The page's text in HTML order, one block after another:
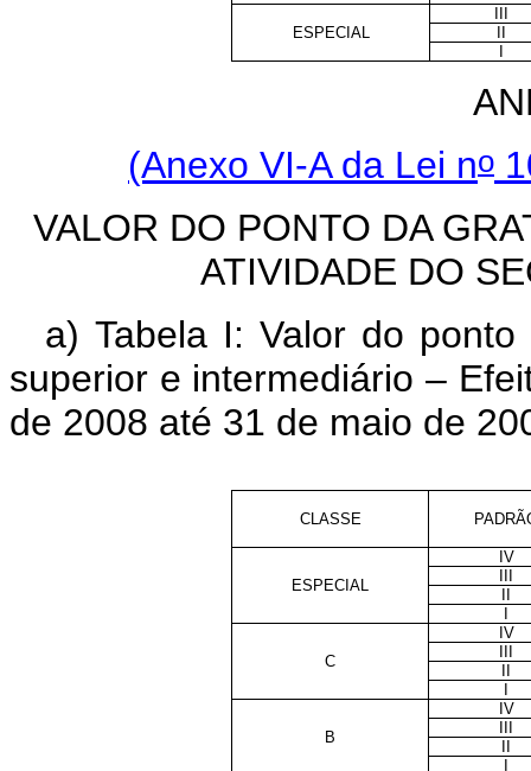
ESPECIAL
III
II
I
(Anexo VI-A da Lei no
VALOR DO PONTO DA
ATIVIDADE DO
a) Tabela I: Valor do
superior e intermediário –
de 2008 até 31 de maio de
CLASSE
ESPECIAL
IV
C
IV
B
IV